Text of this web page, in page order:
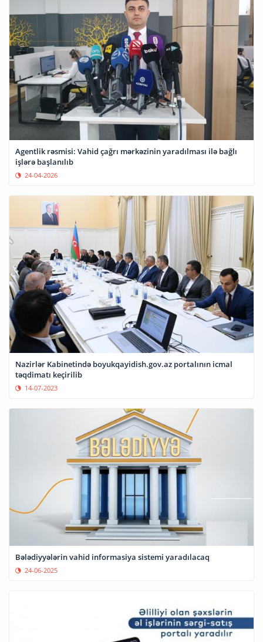
Agentlik rəsmisi: Vahid çağrı mərkəzinin yaradılması ilə bağlı
işlərə başlanılıb
24-04-2026
Nazirlər Kabinetində boyukqayidish.gov.az portalının icmal
təqdimatı keçirilib
14-07-2023
Bələdiyyələrin vahid informasiya sistemi yaradılacaq
24-06-2025